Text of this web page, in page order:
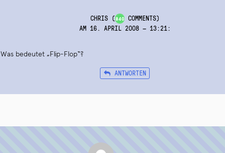
CHRIS (840COMMENTS)
AM 16. APRIL 2008 — 13:21:
Was bedeutet „Flip-Flop“?
ANTWORTEN